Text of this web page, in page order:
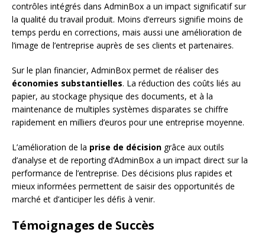
contrôles intégrés dans AdminBox a un impact significatif sur
la qualité du travail produit. Moins d’erreurs signifie moins de
temps perdu en corrections, mais aussi une amélioration de
l’image de l’entreprise auprès de ses clients et partenaires.
Sur le plan financier, AdminBox permet de réaliser des
économies substantielles. La réduction des coûts liés au
papier, au stockage physique des documents, et à la
maintenance de multiples systèmes disparates se chiffre
rapidement en milliers d’euros pour une entreprise moyenne.
L’amélioration de la prise de décision grâce aux outils
d’analyse et de reporting d’AdminBox a un impact direct sur la
performance de l’entreprise. Des décisions plus rapides et
mieux informées permettent de saisir des opportunités de
marché et d’anticiper les défis à venir.
Témoignages de Succès